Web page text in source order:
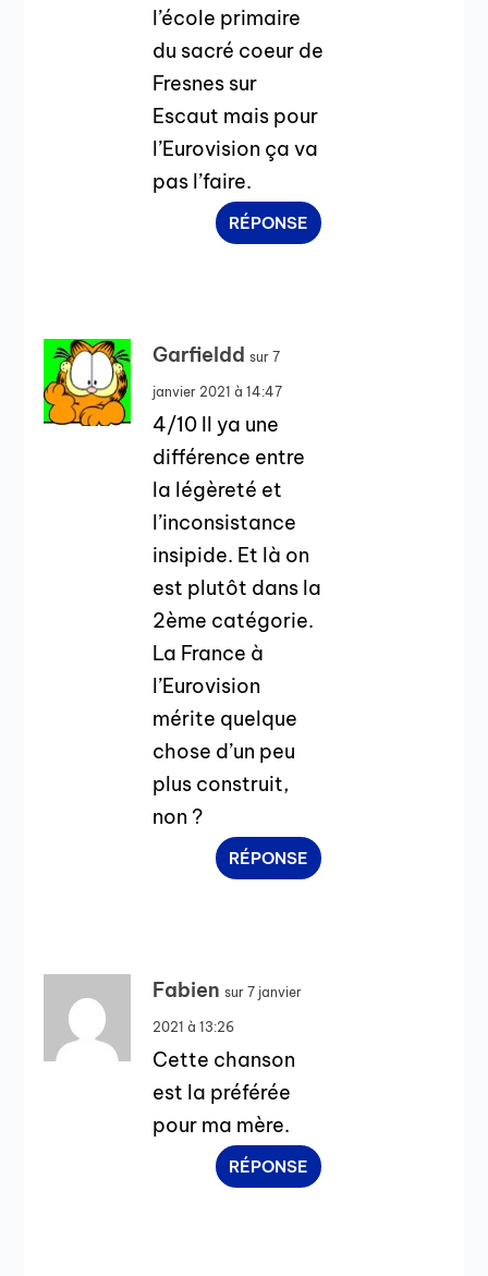
l’école primaire
du sacré coeur de
Fresnes sur
Escaut mais pour
l’Eurovision ça va
pas l’faire.
RÉPONSE
Garfieldd sur 7
janvier 2021 à 14:47
4/10 Il ya une
différence entre
la légèreté et
l’inconsistance
insipide. Et là on
est plutôt dans la
2ème catégorie.
La France à
l’Eurovision
mérite quelque
chose d’un peu
plus construit,
non ?
RÉPONSE
Fabien sur 7 janvier
2021 à 13:26
Cette chanson
est la préférée
pour ma mère.
RÉPONSE